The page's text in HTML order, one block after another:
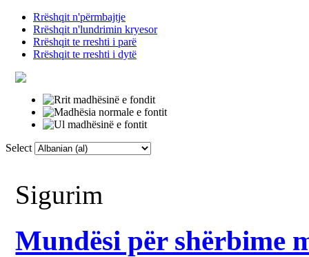
Rrëshqit n'përmbajtje
Rrëshqit n'lundrimin kryesor
Rrëshqit te rreshti i parë
Rrëshqit te rreshti i dytë
Select
Sigurim
Mundësi për shërbime